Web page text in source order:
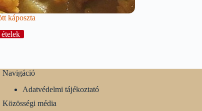
káposzta
Navigáció
Adatvédelmi tájékoztató
Közösségi média